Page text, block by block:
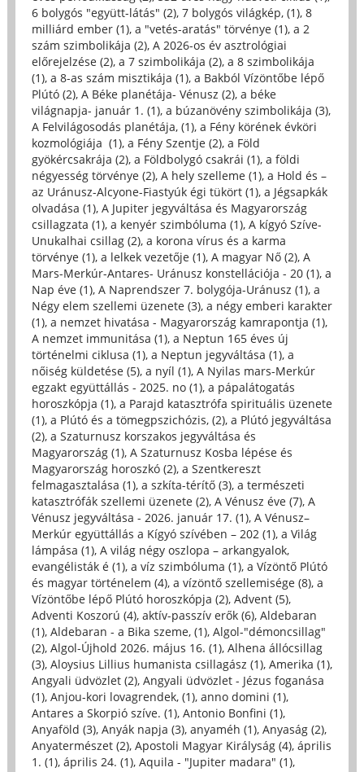
6 bolygós "együtt-látás" (2), 7 bolygós világkép, (1), 8
milliárd ember (1), a "vetés-aratás" törvénye (1), a 2
szám szimbolikája (2), A 2026-os év asztrológiai
előrejelzése (2), a 7 szimbolikája (2), a 8 szimbolikája
(1), a 8-as szám misztikája (1), a Bakból Vízöntőbe lépő
Plútó (2), A Béke planétája- Vénusz (2), a béke
világnapja- január 1. (1), a búzanövény szimbolikája (3),
A Felvilágosodás planétája, (1), a Fény körének évköri
kozmológiája (1), a Fény Szentje (2), a Föld
gyökércsakrája (2), a Földbolygó csakrái (1), a földi
négyesség törvénye (2), A hely szelleme (1), a Hold és –
az Uránusz-Alcyone-Fiastyúk égi tükört (1), a Jégsapkák
olvadása (1), A Jupiter jegyváltása és Magyarország
csillagzata (1), a kenyér szimbóluma (1), A kígyó Szíve-
Unukalhai csillag (2), a korona vírus és a karma
törvénye (1), a lelkek vezetője (1), A magyar Nő (2), A
Mars-Merkúr-Antares- Uránusz konstellációja - 20 (1), a
Nap éve (1), A Naprendszer 7. bolygója-Uránusz (1), a
Négy elem szellemi üzenete (3), a négy emberi karakter
(1), a nemzet hivatása - Magyarország kamrapontja (1),
A nemzet immunitása (1), a Neptun 165 éves új
történelmi ciklusa (1), a Neptun jegyváltása (1), a
nőiség küldetése (5), a nyíl (1), A Nyilas mars-Merkúr
egzakt együttállás - 2025. no (1), a pápalátogatás
horoszkópja (1), a Parajd katasztrófa spirituális üzenete
(1), a Plútó és a tömegpszichózis, (2), a Plútó jegyváltása
(2), a Szaturnusz korszakos jegyváltása és
Magyarország (1), A Szaturnusz Kosba lépése és
Magyarország horoszkó (2), a Szentkereszt
felmagasztalása (1), a szkíta-térítő (3), a természeti
katasztrófák szellemi üzenete (2), A Vénusz éve (7), A
Vénusz jegyváltása - 2026. január 17. (1), A Vénusz–
Merkúr együttállás a Kígyó szívében – 202 (1), a Világ
lámpása (1), A világ négy oszlopa – arkangyalok,
evangélisták é (1), a víz szimbóluma (1), a Vízöntő Plútó
és magyar történelem (4), a vízöntő szellemisége (8), a
Vízöntőbe lépő Plútó horoszkópja (2), Advent (5),
Adventi Koszorú (4), aktív-passzív erők (6), Aldebaran
(1), Aldebaran - a Bika szeme, (1), Algol-"démoncsillag"
(2), Algol-Újhold 2026. május 16. (1), Alhena állócsillag
(3), Aloysius Lillius humanista csillagász (1), Amerika (1),
Angyali üdvözlet (2), Angyali üdvözlet - Jézus foganása
(1), Anjou-kori lovagrendek, (1), anno domini (1),
Antares a Skorpió szíve. (1), Antonio Bonfini (1),
Anyaföld (3), Anyák napja (3), anyaméh (1), Anyaság (2),
Anyatermészet (2), Apostoli Magyar Királyság (4), április
1. (1), április 24. (1), Aquila - "Jupiter madara" (1),